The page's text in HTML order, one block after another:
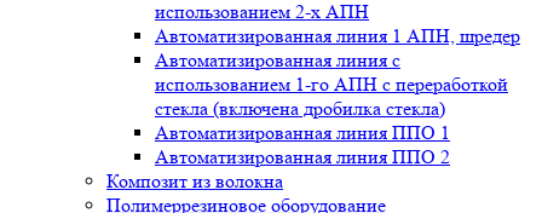
использованием 2-х АПН
Автоматизированная линия 1 АПН, шредер
Автоматизированная линия с
использованием 1-го АПН с переработкой
стекла (включена дробилка стекла)
Автоматизированная линия ППО 1
Автоматизированная линия ППО 2
Композит из волокна
Полимеррезиновое оборудование